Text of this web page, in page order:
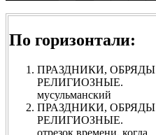
По горизонтали:
ПРАЗДНИКИ, ОБРЯДЫ
РЕЛИГИОЗНЫЕ.
мусульманский
ПРАЗДНИКИ, ОБРЯДЫ
РЕЛИГИОЗНЫЕ.
отрезок времени, когда